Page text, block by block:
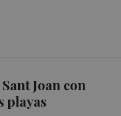
Joan con
playas